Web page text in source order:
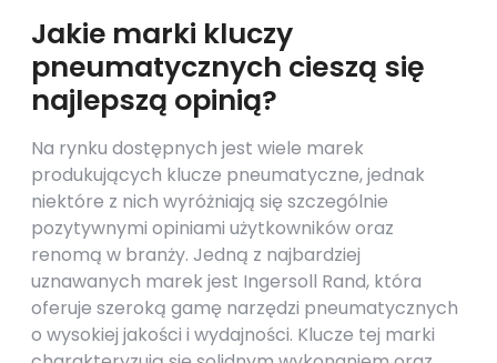
Jakie marki kluczy
pneumatycznych cieszą się
najlepszą opinią?
Na rynku dostępnych jest wiele marek
produkujących klucze pneumatyczne, jednak
niektóre z nich wyróżniają się szczególnie
pozytywnymi opiniami użytkowników oraz
renomą w branży. Jedną z najbardziej
uznawanych marek jest Ingersoll Rand, która
oferuje szeroką gamę narzędzi pneumatycznych
o wysokiej jakości i wydajności. Klucze tej marki